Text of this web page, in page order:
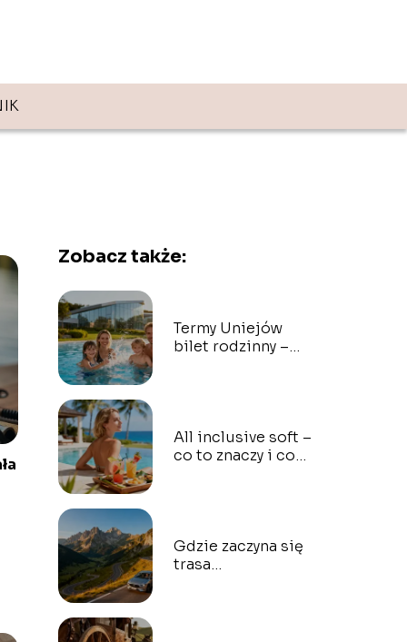
Zobacz także:
Termy Uniejów
bilet rodzinny –
All inclusive soft –
co to znaczy i co
Gdzie zaczyna się
trasa